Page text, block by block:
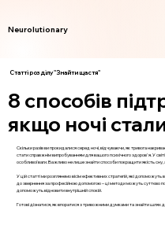
Neurolutionary
Статті розділу "Знайти щастя"
8 способів
якщо ночі
Скільки разів ви прокидалися серед ночі, відчуваючи, як тривога
стати справжнім випробуванням для вашого психічного здоров'я. У
особливої ваги. Важливо не лише знайти способи покращити якість
У цій статті ми розглянемо вісім ефективних стратегій, які
до звернення за професійною допомогою – ці методи можуть суттєво
допоможуть відновити внутрішній спокій.
Готові дізнатися, як впоратися з тривожними думками та знайти шлях